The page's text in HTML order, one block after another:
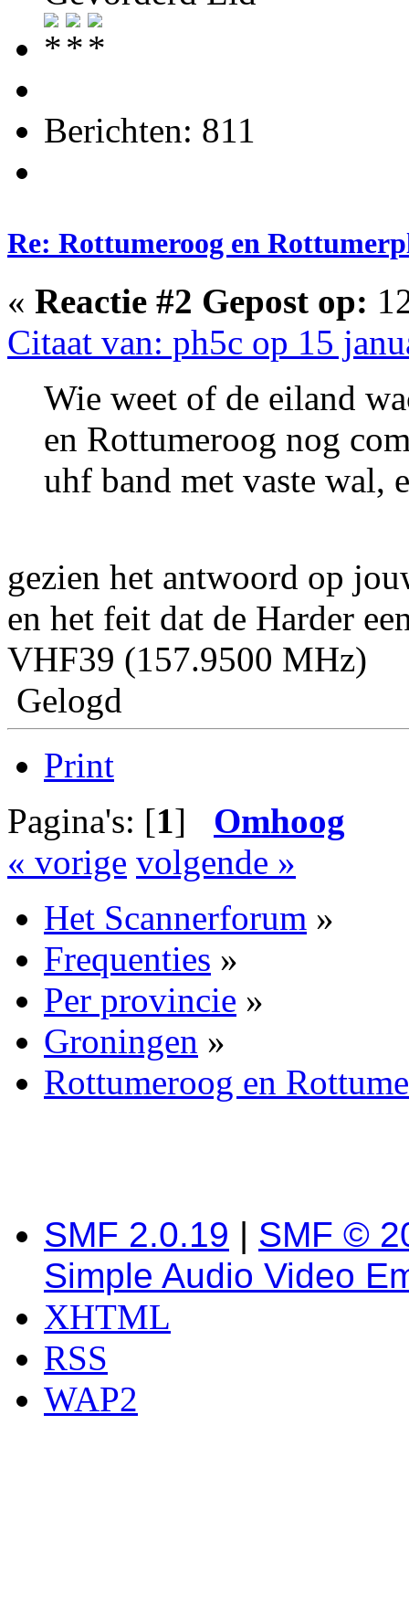
Berichten: 811
Re: Rottumeroog en
« Reactie #2 Gepost op:
Citaat van: ph5c op 15
Wie weet of de eiland
en Rottumeroog nog
uhf band met vaste wal,
gezien het antwoord op
en het feit dat de Harder
VHF39 (157.9500 MHz)
Gelogd
Print
Pagina's: [1] Omhoog
« vorige volgende »
Het Scannerforum »
Frequenties »
Per provincie »
Groningen »
Rottumeroog en
SMF 2.0.19 | SMF ©
Simple Audio Video
XHTML
RSS
WAP2